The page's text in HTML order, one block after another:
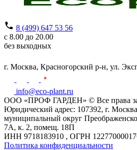
8 (499) 647 53 56
с 8.00 до 20.00
без выходных
г. Москва, Красногорский р-н, ул.
info@eco-plant.ru
ООО «ПРОФ ГАРДЕН» © Все права
Юридический адрес: 107392, г.
муниципальный округ
7А, к. 2, помещ. 18П
ИНН 9718183910 , ОГРН
Политика конфиденциальности